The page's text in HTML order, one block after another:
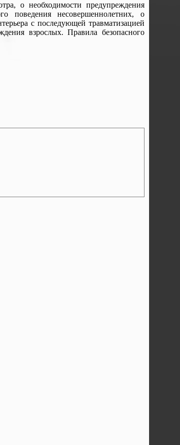
о необходимости предупреждения
поведения несовершеннолетних, о
с последующей травматизацией
взрослых. Правила безопасного